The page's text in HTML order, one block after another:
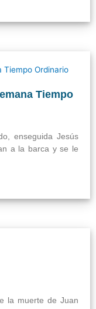
Tiempo
enseguida Jesús
a la barca y se le
la muerte de Juan